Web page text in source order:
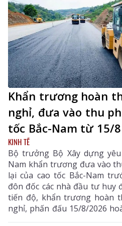
Khẩn trương hoàn
nghỉ, đưa vào thu
tốc Bắc-Nam từ 15/8
KINH TẾ
Bộ trưởng Bộ Xây dựng
Nam khẩn trương đưa vào
lại của cao tốc Bắc-Nam
đôn đốc các nhà đầu tư huy
tiến độ, khẩn trương hoàn
nghỉ, phấn đấu 15/8/2026
triển khai thu phí các tuyến